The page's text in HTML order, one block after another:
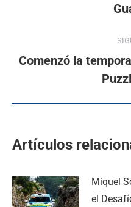
Comenzó la
Artículos
Miquel
el